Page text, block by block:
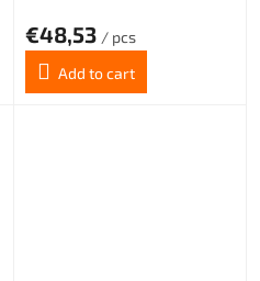
€48,53 / pcs
Add to cart